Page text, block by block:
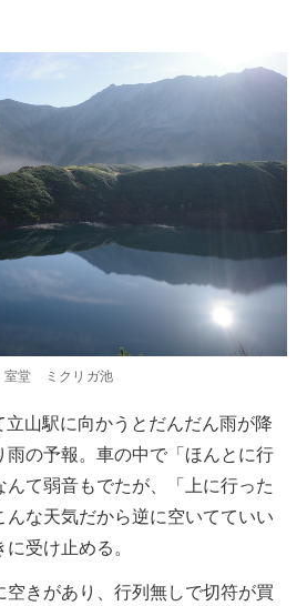
室堂 ミクリガ池
山駅に向かうとだんだん雨が降
雨の予報。車の中で「ほんとに行
んて弱音もでたが、「上に行った
んな天気だから逆に空いてていい
受け止める。
きがあり、行列無しで切符が買